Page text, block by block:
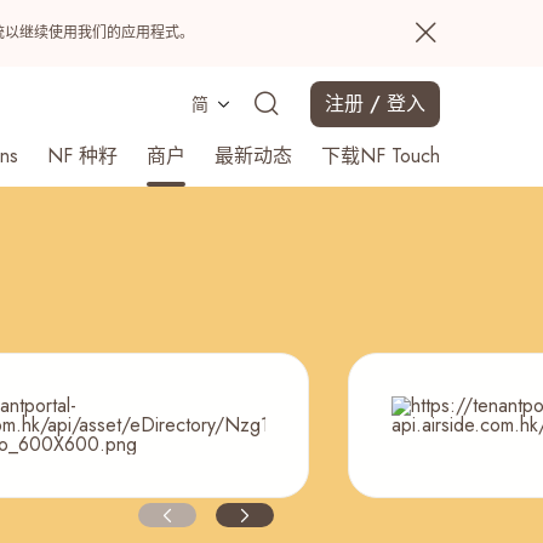
继续使用我们的应用程式。
简
注册 / 登入
NF 种籽 商户 最新动态 下载NF Touch